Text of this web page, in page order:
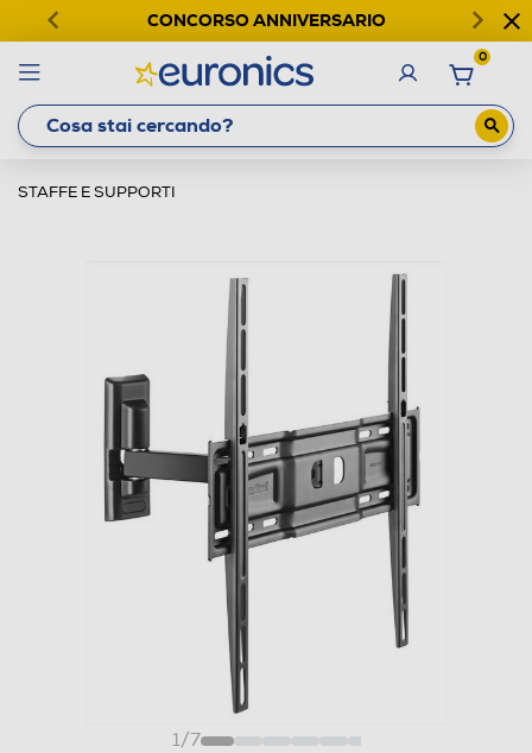
CONCORSO ANNIVERSARIO
0
STAFFE E SUPPORTI
1/7